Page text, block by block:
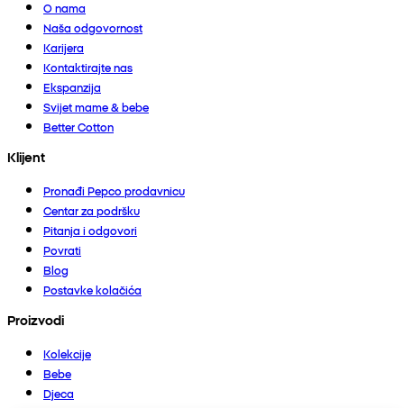
O nama
Naša odgovornost
Karijera
Kontaktirajte nas
Ekspanzija
Svijet mame & bebe
Better Cotton
Klijent
Pronađi Pepco prodavnicu
Centar za podršku
Pitanja i odgovori
Povrati
Blog
Postavke kolačića
Proizvodi
Kolekcije
Bebe
Djeca